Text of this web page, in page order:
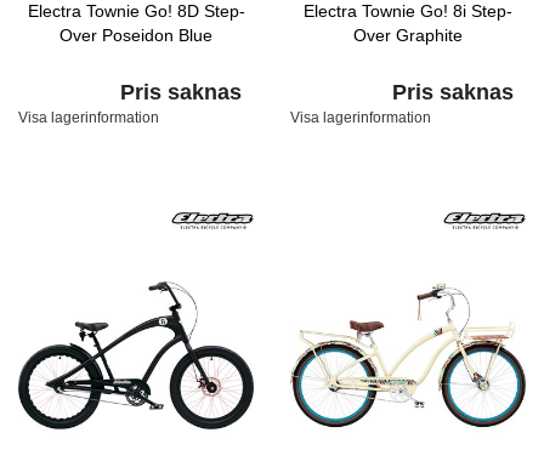
Electra Townie Go! 8D Step-
Over Poseidon Blue
Pris saknas
Visa lagerinformation
Electra Townie Go! 8i Step-
Over Graphite
Pris saknas
Visa lagerinformation